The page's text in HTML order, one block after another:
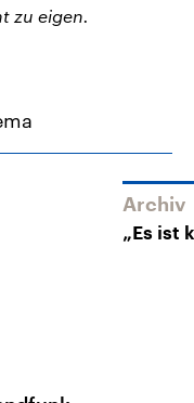
zu eigen.
Archiv
„Es ist